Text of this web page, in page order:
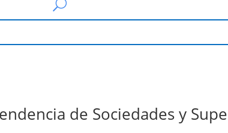
de Sociedades y